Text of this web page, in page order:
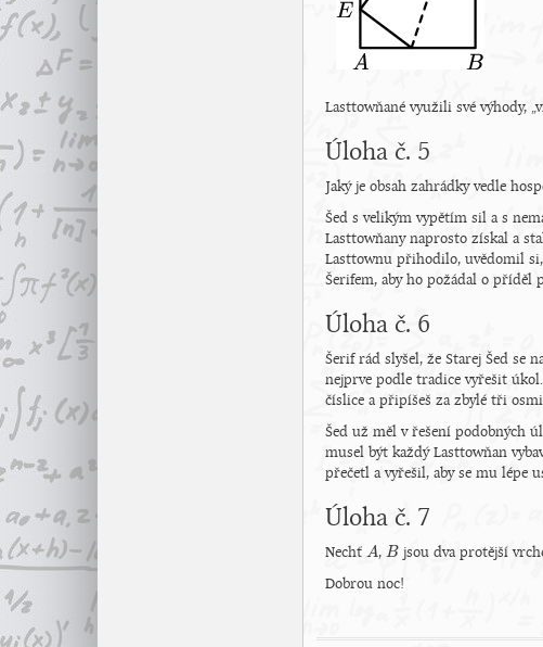
Lasttowňané využili své výhody,
Úloha č. 5
Jaký je obsah zahrádky vedle
Šed s velikým vypětím sil a s
Lasttowňany naprosto získal a
Lasttownu přihodilo, uvědomil
Šerifem, aby ho požádal o příděl
Úloha č. 6
Šerif rád slyšel, že Starej Šed se
nejprve podle tradice vyřešit
číslice a připíšeš za zbylé tři
Šed už měl v řešení podobných
musel být každý Lasttowňan
přečetl a vyřešil, aby se mu lépe
Úloha č. 7
Nechť A
A ,B
B jsou dva protější
Dobrou noc!